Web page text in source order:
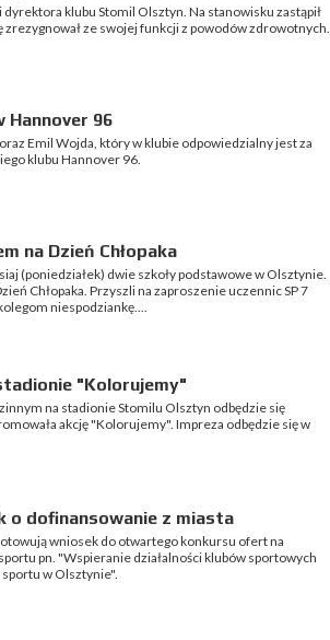
klubu Stomil Olsztyn. Na stanowisku zastąpił
ze swojej funkcji z powodów zdrowotnych.
Hannover 96
Emil Wojda, który w klubie odpowiedzialny jest za
klubu Hannover 96.
na Dzień Chłopaka
(poniedziałek) dwie szkoły podstawowe w Olsztynie.
Chłopaka. Przyszli na zaproszenie uczennic SP 7
niespodziankę....
"Kolorujemy"
na stadionie Stomilu Olsztyn odbędzie się
akcję "Kolorujemy". Impreza odbędzie się w
o dofinansowanie z miasta
wniosek do otwartego konkursu ofert na
pn. "Wspieranie działalności klubów sportowych
w Olsztynie".